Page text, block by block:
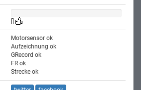
Motorsensor ok
Aufzeichnung ok
GRecord ok
FR ok
Strecke ok